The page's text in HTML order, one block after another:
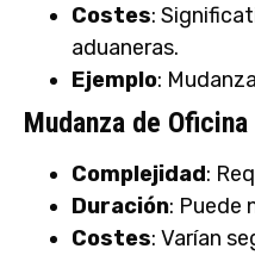
Costes:
aduaneras.
Ejemplo:
Mudanza de Oficina
Complejidad:
Duración: Puede
Costes: Varían